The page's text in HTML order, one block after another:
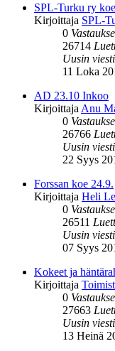
SPL-Turku ry
Kirjoittaja SPL-
0
26714
Uusin viesti
11 Loka
AD 23.10 Inkoo
Kirjoittaja Anu
0
26766
Uusin viesti
22 Syys
Forssan koe 24.9.
Kirjoittaja Heli
0
26511
Uusin viesti
07 Syys
Kokeet ja
Kirjoittaja
0
27663
Uusin viesti
13 Heinä